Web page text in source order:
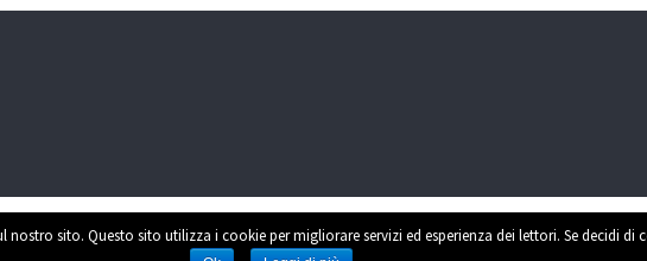
Powered by WordPress
nostro sito. Questo sito utilizza i cookie per migliorare servizi ed esperienza dei lettori. Se decidi